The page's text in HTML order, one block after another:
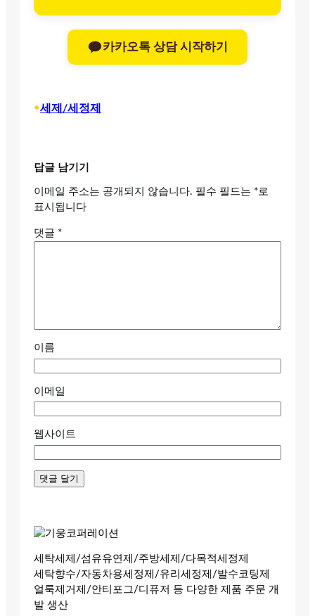
카카오톡 상담 시작하기
•세제/세정제
답글 남기기
이메일 주소는 공개되지 않습니다. 필수 필드는 *로
표시됩니다
댓글 *
이름
이메일
웹사이트
세탁세제/섬유유연제/주방세제/다목적세정제
세탁향수/자동차용세정제/유리세정제/발수코팅제
얼룩제거제/안티포그/디퓨저 등 다양한 제품 주문 개
발 생산